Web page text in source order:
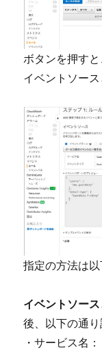
ボタンを押す
イベントソー
指定の方法は以
イベントソース
後、以下の通り
・サービス名